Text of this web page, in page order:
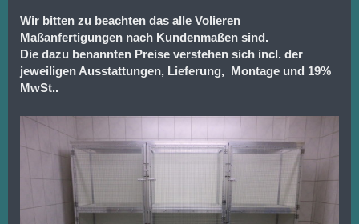
Wir bitten zu beachten das alle Volieren
Maßanfertigungen nach Kundenmaßen sind.
Die dazu benannten Preise verstehen sich incl. der
jeweiligen Ausstattungen, Lieferung, Montage und 19%
MwSt..